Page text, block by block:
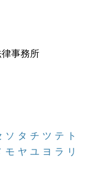
事務所
ソ タ チ ツ テ ト
モ ヤ ユ ヨ ラ リ